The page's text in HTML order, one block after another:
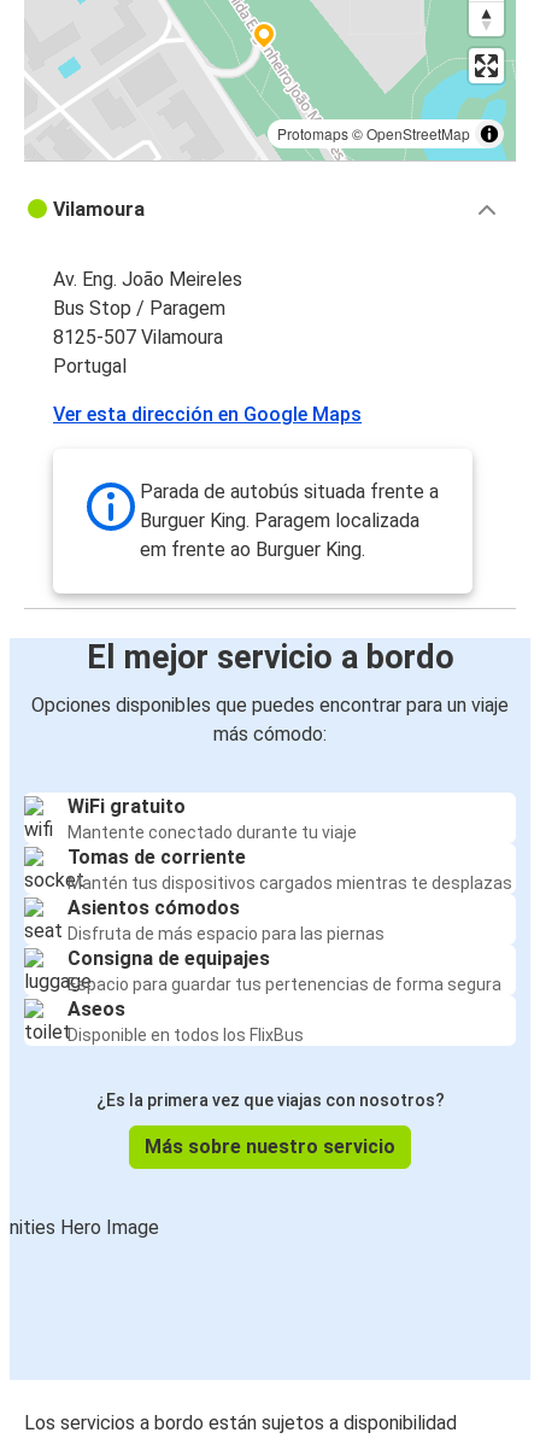
Protomaps©OpenStreetMap
Vilamoura
Av. Eng. João Meireles
Bus Stop / Paragem
8125-507 Vilamoura
Portugal
Ver esta dirección en Google Maps
Parada de autobús situada frente a
Burguer King. Paragem localizada
em frente ao Burguer King.
El mejor servicio a bordo
Opciones disponibles que puedes encontrar para un viaje
más cómodo:
WiFi gratuito
Mantente conectado durante tu viaje
Tomas de corriente
Mantén tus dispositivos cargados mientras te desplazas
Asientos cómodos
Disfruta de más espacio para las piernas
Consigna de equipajes
Espacio para guardar tus pertenencias de forma segura
Aseos
Disponible en todos los FlixBus
¿Es la primera vez que viajas con nosotros?
Más sobre nuestro servicio
Los servicios a bordo están sujetos a disponibilidad